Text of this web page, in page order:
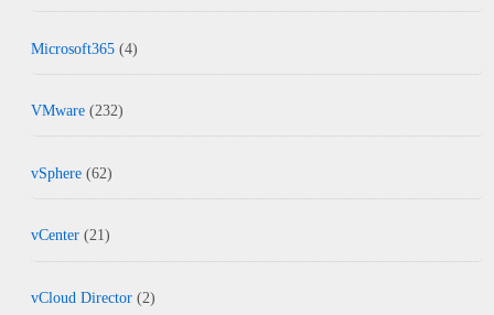
Microsoft365 (4)
VMware (232)
vSphere (62)
vCenter (21)
vCloud Director (2)